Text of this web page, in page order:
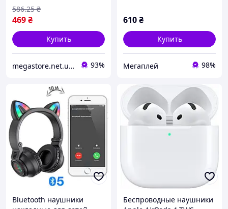
469₴
586.25 ₴
Купить
megastore.net.ua — интернет-магазин полезных товаров 93%
610₴
Купить
Мегаплей 98%
Bluetooth наушники
Беспроводные наушники